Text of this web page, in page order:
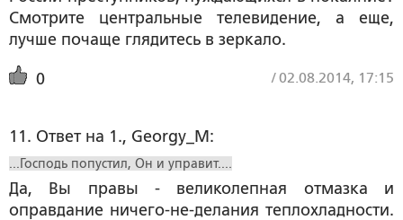
Смотрите центральные телевидение, а еще,
лучше почаще глядитесь в зеркало.
0 /02.08.2014, 17:15
11. Ответ на 1., Georgy_M:
...Господь попустил, Он и управит....
Да, Вы правы - великолепная отмазка и
оправдание ничего-не-делания теплохладности.